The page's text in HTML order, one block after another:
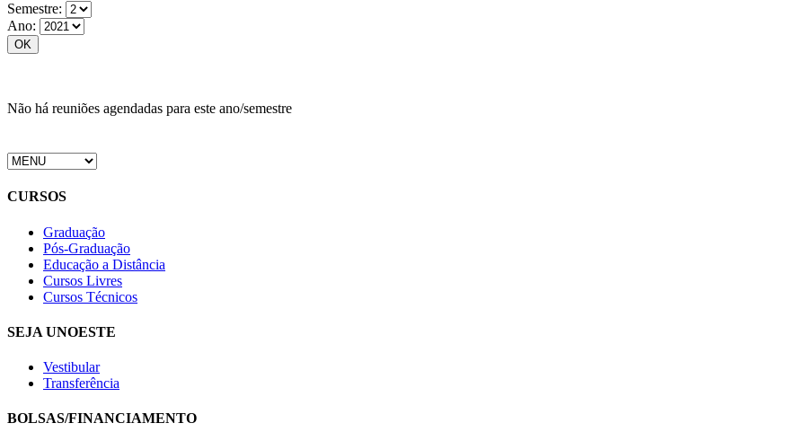
Semestre:
Ano:
Não há reuniões agendadas para este ano/semestre
CURSOS
Graduação
Pós-Graduação
Educação a Distância
Cursos Livres
Cursos Técnicos
SEJA UNOESTE
Vestibular
Transferência
BOLSAS/FINANCIAMENTO